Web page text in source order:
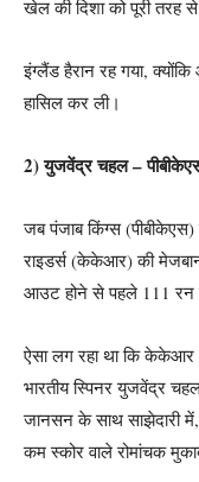
खेल की दिशा को पूरी तरह
इंग्लैंड हैरान रह गया,
हासिल कर ली।
2) युजवेंद्र चहल –
जब पंजाब किंग्स
राइडर्स (केकेआर) की
आउट होने से पहले 111 रन
ऐसा लग रहा था कि
भारतीय स्पिनर युजवेंद्र
जानसन के साथ साझेदारी
कम स्कोर वाले रोमांचक